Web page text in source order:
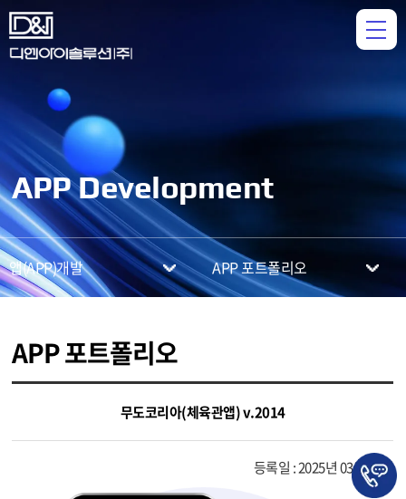
APP Development
앱(APP)개발 APP 포트폴리오
APP 포트폴리오
무도코리아(체육관앱) v.2014
등록일 : 2025년 03월 31일